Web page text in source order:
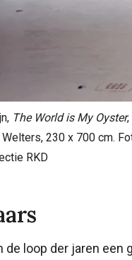
The World is My Oyster
230 x 700 cm.
RKD
de loop der jaren een